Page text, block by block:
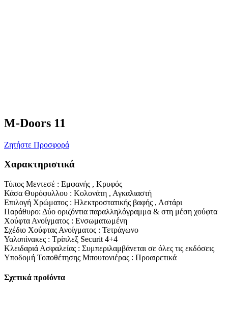
M-Doors 11
Ζητήστε Προσφορά
Χαρακτηριστικά
Τύπος Μεντεσέ : Εμφανής , Κρυφός
Κάσα Θυρόφυλλου : Κολονάτη , Αγκαλιαστή
Επιλογή Χρώματος : Ηλεκτροστατικής βαφής , Αστάρι
Παράθυρο: Δύο οριζόντια παραλληλόγραμμα & στη μέση χούφτα
Χούφτα Ανοίγματος : Ενσωματωμένη
Σχέδιο Χούφτας Ανοίγματος : Τετράγωνο
Υαλοπίνακες : Τρίπλεξ Securit 4+4
Κλειδαριά Ασφαλείας : Συμπεριλαμβάνεται σε όλες τις εκδόσεις
Υποδομή Τοποθέτησης Μπουτονιέρας : Προαιρετικά
Σχετικά προϊόντα